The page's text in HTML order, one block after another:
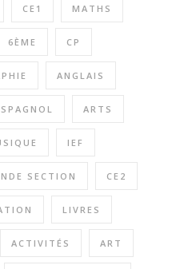
CE1 MATHS
6ÈME CP
ANGLAIS
ARTS
IEF
SECTION CE2
LIVRES
ACTIVITÉS ART